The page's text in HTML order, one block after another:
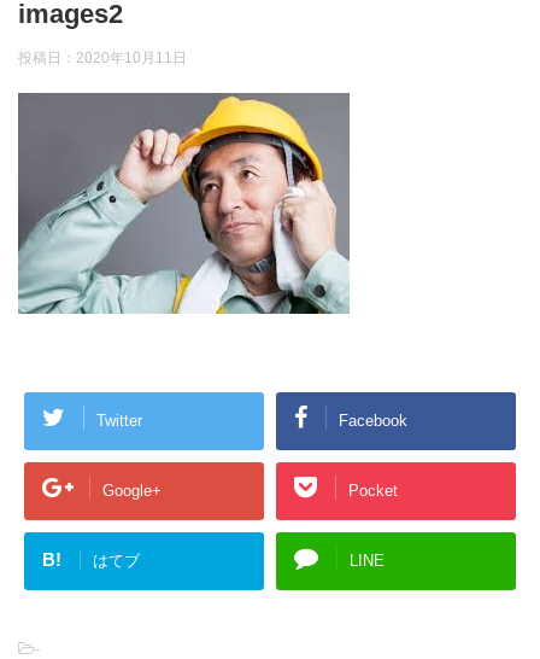
images2
投稿日： 2020年10月11日
Twitter Facebook
Google+ Pocket
B! はてブ LINE
-